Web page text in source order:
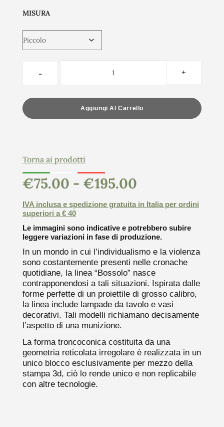
MISURA
Aggiungi Al Carrello
Torna ai prodotti
€75.00 - €195.00
IVA inclusa e spedizione gratuita in Italia per ordini
superiori a € 40
Le immagini sono indicative e potrebbero subire
leggere variazioni in fase di produzione.
In un mondo in cui l’individualismo e la violenza
sono costantemente presenti nelle cronache
quotidiane, la linea “Bossolo” nasce
contrapponendosi a tali situazioni. Ispirata dalle
forme perfette di un proiettile di grosso calibro,
la linea include lampade da tavolo e vasi
decorativi. Tali modelli richiamano decisamente
l’aspetto di una munizione.
La forma troncoconica costituita da una
geometria reticolata irregolare è realizzata in un
unico blocco esclusivamente per mezzo della
stampa 3d, ciò lo rende unico e non replicabile
con altre tecnologie.